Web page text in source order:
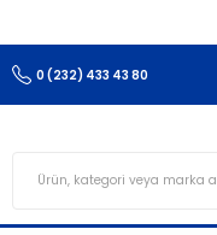
0 (232) 433 43 80